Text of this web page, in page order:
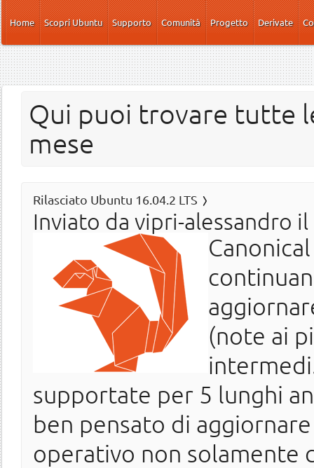
Salta al contenuto principale
Home
Scopri Ubuntu Supporto Comunità Progetto Derivate
Qui puoi trovare tutte
mese
Rilasciato Ubuntu 16.04.2 LTS
Inviato da vipri-alessandro il
(note ai
supportate per 5 lunghi
ben pensato di
operativo non solamente